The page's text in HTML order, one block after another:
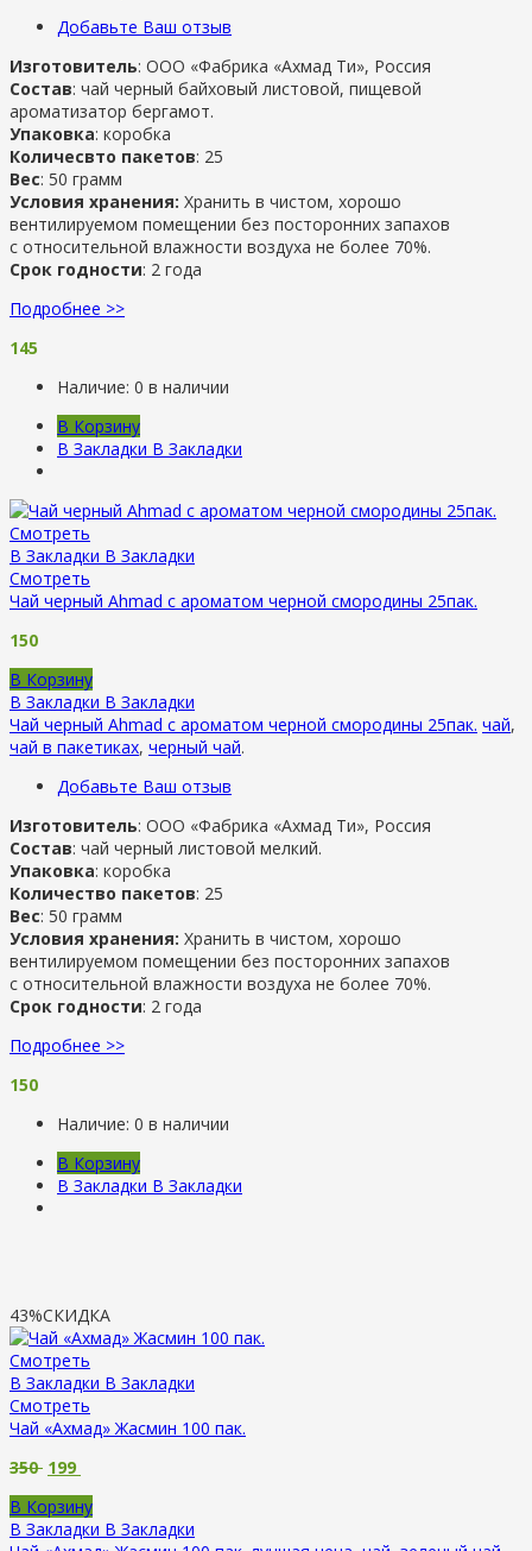
Добавьте Ваш отзыв
Изготовитель: ООО «Фабрика «Ахмад Ти», Россия
Состав: чай черный байховый листовой, пищевой
ароматизатор бергамот.
Упаковка: коробка
Количесвто пакетов: 25
Вес: 50 грамм
Условия хранения: Хранить в чистом, хорошо
вентилируемом помещении без посторонних запахов
с относительной влажности воздуха не более 70%.
Срок годности: 2 года
Подробнее >>
145
Наличие: 0 в наличии
В Корзину
В Закладки В Закладки
Смотреть
В Закладки В Закладки
Смотреть
Чай черный Ahmad с ароматом черной смородины 25пак.
150
В Корзину
В Закладки В Закладки
Чай черный Ahmad с ароматом черной смородины 25пак. чай,
чай в пакетиках, черный чай.
Добавьте Ваш отзыв
Изготовитель: ООО «Фабрика «Ахмад Ти», Россия
Состав: чай черный листовой мелкий.
Упаковка: коробка
Количество пакетов: 25
Вес: 50 грамм
Условия хранения: Хранить в чистом, хорошо
вентилируемом помещении без посторонних запахов
с относительной влажности воздуха не более 70%.
Срок годности: 2 года
Подробнее >>
150
Наличие: 0 в наличии
В Корзину
В Закладки В Закладки
43%СКИДКА
Смотреть
В Закладки В Закладки
Смотреть
Чай «Ахмад» Жасмин 100 пак.
350 199
В Корзину
В Закладки В Закладки